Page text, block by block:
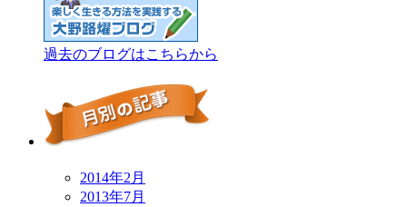
過去のブログはこちらから
2014年2月
2013年7月